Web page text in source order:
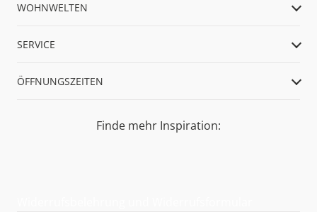
WOHNWELTEN
SERVICE
ÖFFNUNGSZEITEN
Finde mehr Inspiration: